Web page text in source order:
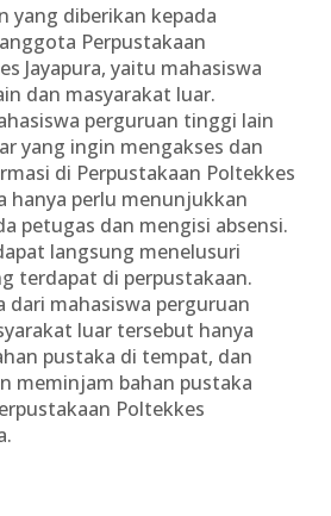
yang diberikan kepada
Perpustakaan
Jayapura, yaitu mahasiswa
dan masyarakat luar.
perguruan tinggi lain
yang ingin mengakses dan
di Perpustakaan Poltekkes
hanya perlu menunjukkan
petugas dan mengisi absensi.
langsung menelusuri
terdapat di perpustakaan.
dari mahasiswa perguruan
luar tersebut hanya
pustaka di tempat, dan
meminjam bahan pustaka
Poltekkes